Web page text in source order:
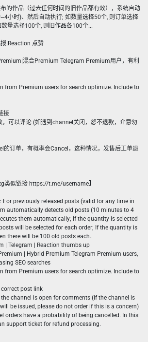
布的作品（过去任何时间的旧作品都有效），系统自动
小时)、然后自动执行; 如数量选择50个, 则订单选择
量选择100个, 则旧作品各100个...
|Reaction 点赞
混合Premium Telegram Premium用户，有利
from Premium users for search optimize. Include to
接
，可以评论 (如遇到channel关闭，恕不退款，介意勿
的订单，有概率会Cancel，这种情况，发售后工单退
类似链接 https://t.me/username】
For previously released posts (valid for any time in
automatically detects old posts (10 minutes to 4
them automatically; If the quantity is selected
will be selected for each order; If the quantity is
there will be 100 old posts each..
| Telegram | Reaction thumbs up
| Hybrid Premium Telegram Premium users,
SEO searches
from Premium users for search optimize. Include to
correct post link
the channel is open for comments (if the channel is
be issued, please do not order if this is a concern)
orders have a probability of being cancelled. In this
support ticket for refund processing.